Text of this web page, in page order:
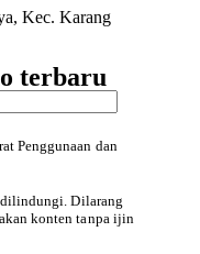
Kec. Karang
terbaru
Penggunaan dan
dilindungi. Dilarang
konten tanpa ijin